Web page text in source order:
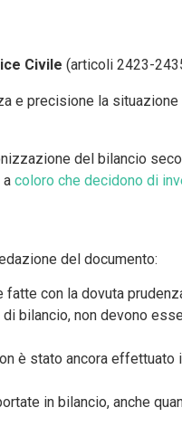
Civile (articoli 2423-
e precisione la
del bilancio
a coloro che decidono di
del documento:
con la dovuta
bilancio, non devono
è stato ancora effettuato
in bilancio, anche